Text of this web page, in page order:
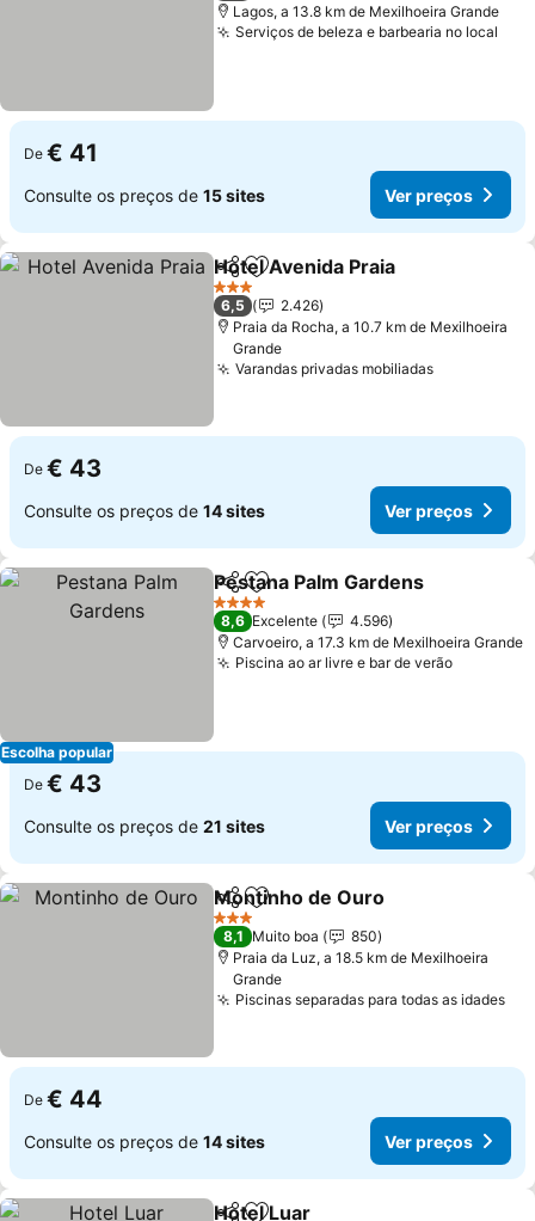
Lagos, a 13.8 km de Mexilhoeira Grande
Serviços de beleza e barbearia no local
De € 41
Consulte os preços de 15 sites Ver preços
PartilharAdicionar aos favoritos
Hotel Avenida Praia
3 Estrelas
6,5
2.426
Praia da Rocha, a 10.7 km de Mexilhoeira
Grande
Varandas privadas mobiliadas
De € 43
Consulte os preços de 14 sites Ver preços
Escolha popular
PartilharAdicionar aos favoritos
Pestana Palm Gardens
4 Estrelas
8,6 Excelente
4.596
Carvoeiro, a 17.3 km de Mexilhoeira Grande
Piscina ao ar livre e bar de verão
De € 43
Consulte os preços de 21 sites Ver preços
PartilharAdicionar aos favoritos
Montinho de Ouro
3 Estrelas
8,1 Muito boa
850
Praia da Luz, a 18.5 km de Mexilhoeira
Grande
Piscinas separadas para todas as idades
De € 44
Consulte os preços de 14 sites Ver preços
Hotel Luar